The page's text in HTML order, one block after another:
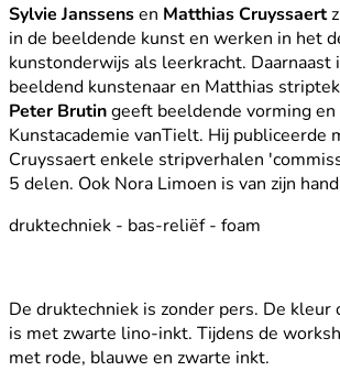
Sylvie Janssensen Matthias Cruyssaert
in de beeldende kunst en werken in het
kunstonderwijs als leerkracht. Daarnaast
beeldend kunstenaar en Matthias
Peter Brutingeeft beeldende vorming
Kunstacademie vanTielt. Hij publiceerde
Cruyssaert enkele stripverhalen
5 delen. Ook Nora Limoen is van zijn
druktechniek - bas-reliëf - foam
De druktechniek is zonder pers. De kleur
is met zwarte lino-inkt. Tijdens de
met rode, blauwe en zwarte inkt.